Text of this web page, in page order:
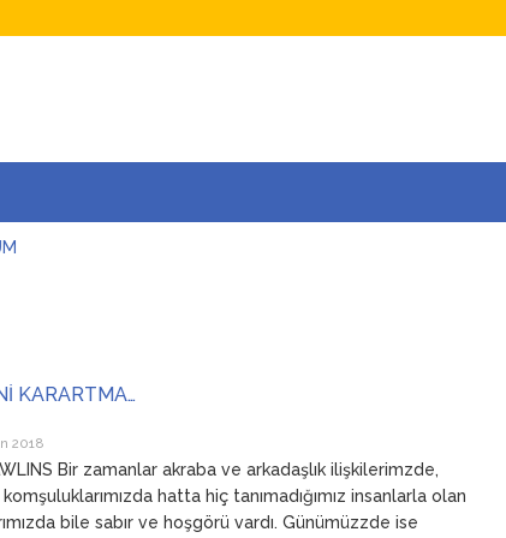
KARARTMA…
2018
Bir zamanlar akraba ve arkadaşlık ilişkilerimzde,
hatta hiç tanımadığımız insanlarla olan
bile sabır ve hoşgörü vardı. Günümüzzde ise